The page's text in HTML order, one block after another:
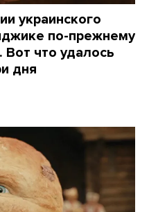
украинского
по-прежнему
Вот что удалось
дня